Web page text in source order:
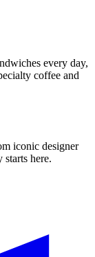
every day,
coffee and
iconic designer
here.